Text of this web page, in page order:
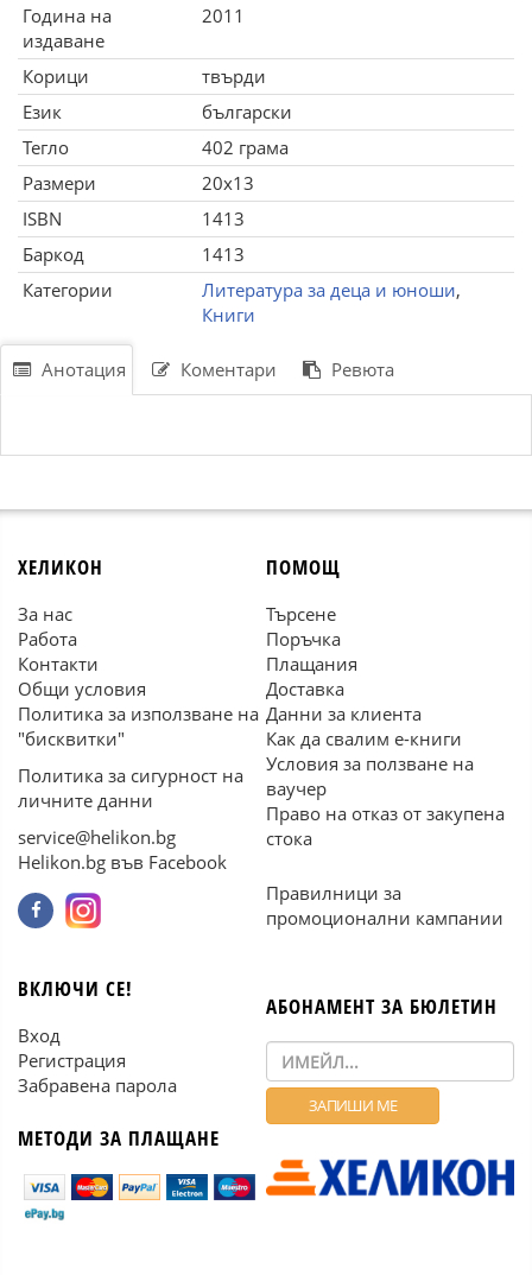
Година на
издаване
2011
Корици
твърди
Език
български
Тегло
402 грама
Размери
20x13
ISBN
1413
Баркод
1413
Категории
Литература за деца и юноши,
Книги
Анотация Коментари Ревюта
ХЕЛИКОН
За нас
Работа
Контакти
Общи условия
Политика за използване на
"бисквитки"
Политика за сигурност на
личните данни
service@helikon.bg
Helikon.bg във Facebook
ПОМОЩ
Търсене
Поръчка
Плащания
Доставка
Данни за клиента
Как да свалим е-книги
Условия за ползване на
ваучер
Право на отказ от закупена
стока
Правилници за
промоционални кампании
ВКЛЮЧИ СЕ!
Вход
Регистрация
Забравена парола
МЕТОДИ ЗА ПЛАЩАНЕ
АБОНАМЕНТ ЗА БЮЛЕТИН